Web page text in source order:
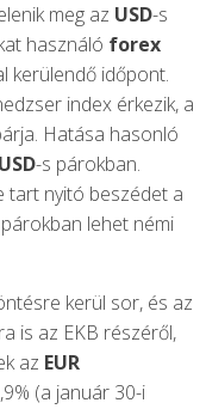
meg az USD-s
használó forex
kerülendő időpont.
index érkezik, a
Hatása hasonló
USD-s párokban.
tart nyitó beszédet a
lehet némi
kerül sor, és az
is az EKB részéről,
az EUR
(a január 30-i